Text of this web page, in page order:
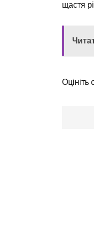
щастя
Оцініть